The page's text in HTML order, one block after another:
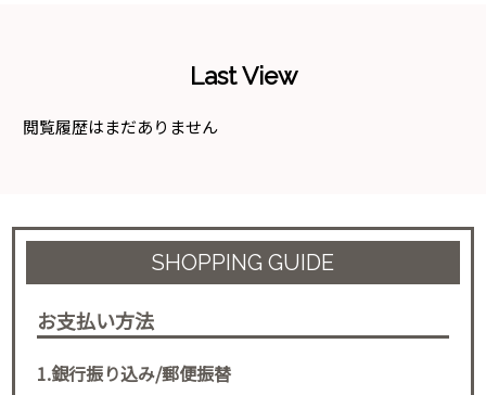
Last View
閲覧履歴はまだありません
SHOPPING GUIDE
お支払い方法
1.銀行振り込み/郵便振替